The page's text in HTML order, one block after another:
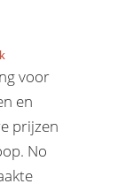
voor
en
prijzen
No